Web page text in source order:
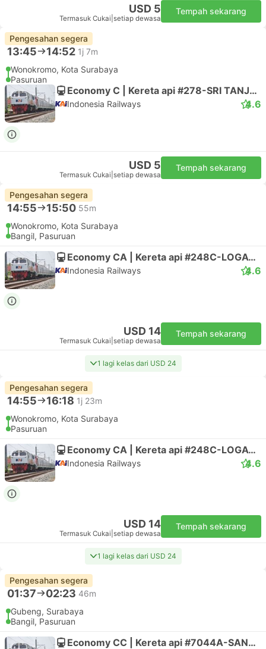
USD 5
Termasuk Cukai setiap dewasa
Tempah sekarang
Pengesahan segera
13:45 14:52 1j 7m
Wonokromo, Kota Surabaya
Pasuruan
Economy C | Kereta api #278-SRI TANJUNG
Indonesia Railways 4.6
USD 5
Termasuk Cukai setiap dewasa
Tempah sekarang
Pengesahan segera
14:55 15:50 55m
Wonokromo, Kota Surabaya
Bangil, Pasuruan
Economy CA | Kereta api #248C-LOGAWA
Indonesia Railways 4.6
USD 14
Termasuk Cukai setiap dewasa
Tempah sekarang
1 lagi kelas dari USD 24
Pengesahan segera
14:55 16:18 1j 23m
Wonokromo, Kota Surabaya
Pasuruan
Economy CA | Kereta api #248C-LOGAWA
Indonesia Railways 4.6
USD 14
Termasuk Cukai setiap dewasa
Tempah sekarang
1 lagi kelas dari USD 24
Pengesahan segera
01:37 02:23 46m
Gubeng, Surabaya
Bangil, Pasuruan
Economy CC | Kereta api #7044A-SANGKURIANG